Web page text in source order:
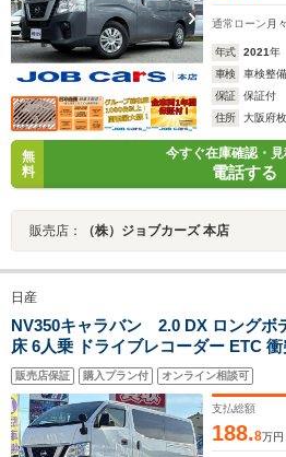
通常ローン 月々
年式 2021年
車検
車検整
保証
保証付
住所
大阪府
無
料
今すぐ在庫確認・
電話する
販売店： （株）ジョブカーズ 本店
日産
NV350キャラバン 2.0 DX ロング
床 6人乗 ドライブレコーダー ETC
両側スライドドア キーレスエントリ
アコン パワーステアリング パワーウ
バッグ プライバシーガラス スペアキ
販売店保証 購入プラン付 オンライン相談可
支払総額
188.8万円